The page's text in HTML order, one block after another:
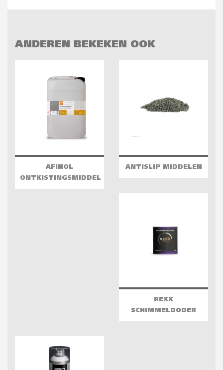
ANDEREN BEKEKEN OOK
AFINOL
ONTKISTINGSMIDDEL
ANTISLIP MIDDELEN
REXX
SCHIMMELDODER